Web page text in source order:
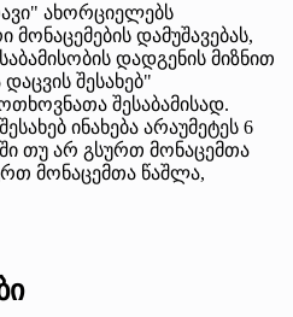
ახორციელებს
დამუშავებას,
დადგენის მიზნით
შესახებ"
შესაბამისად.
ინახება არაუმეტეს 6
თუ არ გსურთ მონაცემთა
მონაცემთა წაშლა,